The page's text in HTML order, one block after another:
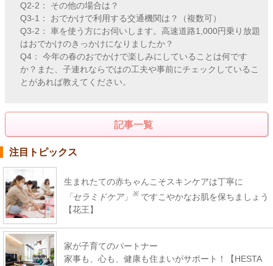
Q2-2： その他の場合は？
Q3-1： おでかけで利用する交通機関は？（複数可）
Q3-2： 車を使う方にお伺いします。高速道路1,000円乗り放題
はおでかけのきっかけになりましたか？
Q4： 今年の春のおでかけで楽しみにしていることは何です
か？また、子連れならではの工夫や事前にチェックしているこ
とがあれば教えてください。
記事一覧
注目トピックス
生まれたての赤ちゃんこそスキンケアは丁寧に
「セラミドケア」
※ ですこやかなお肌を保ちましょう
【花王】
家が子育てのパートナー
家事も、心も、健康も住まいがサポート！【HESTA